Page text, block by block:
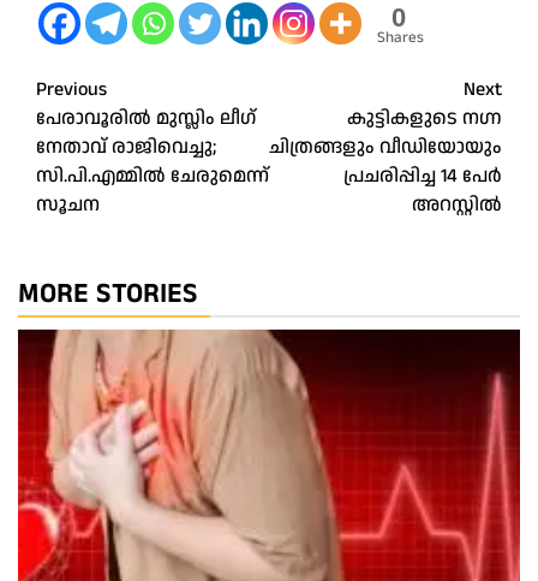
0
Shares
Post
navigation
Previous
പേരാവൂരിൽ മുസ്ലിം ലീഗ്
നേതാവ് രാജിവെച്ചു;
സി.പി.എമ്മിൽ ചേരുമെന്ന്
സൂചന
Next
കുട്ടികളുടെ നഗ്ന
ചിത്രങ്ങളും വീഡിയോയും
​പ്രചരിപ്പിച്ച 14 പേർ
അറസ്റ്റിൽ
MORE STORIES